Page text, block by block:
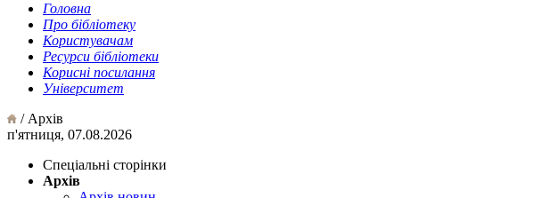
Головна
Про бібліотеку
Користувачам
Ресурси бібліотеки
Корисні посилання
Університет
/ Архів
п'ятниця, 07.08.2026
Спеціальні сторінки
Архів